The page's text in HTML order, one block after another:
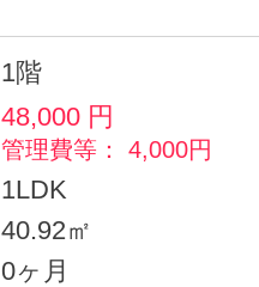
1階
48,000 円
管理費等： 4,000円
1LDK
40.92㎡
0ヶ月